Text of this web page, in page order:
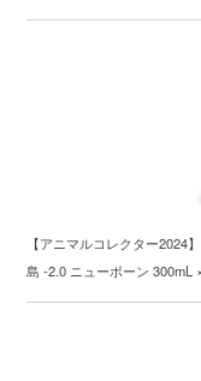
【アニマルコレクター2024
島 -2.0 ニューボーン 300mL